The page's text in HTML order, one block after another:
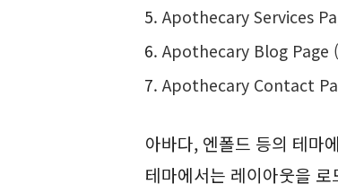
Apothecary Services
Apothecary Blog Page (
Apothecary Contact
아바다, 엔폴드 등의 테마
테마에서는 레이아웃을